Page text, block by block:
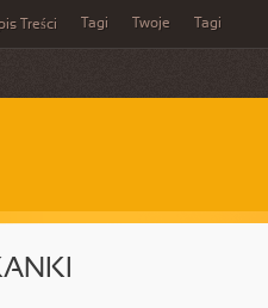
Treści Tagi Twoje Tagi